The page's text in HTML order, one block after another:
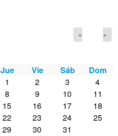
« »
Jue Vie Sáb
Dom
1
2 3
4
8 9 10
11
15 16 17
18
22 23 24
25
29 30 31